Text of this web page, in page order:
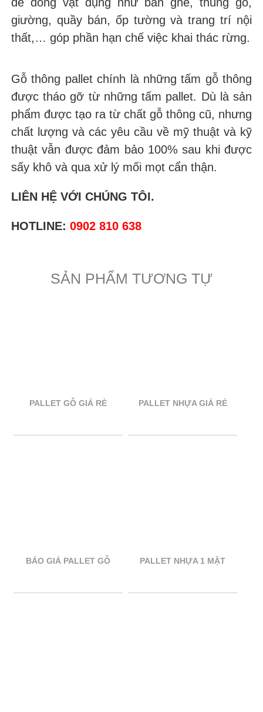
giường, quầy bán, ốp tường và trang trí nội
thất,… góp phần hạn chế việc khai thác rừng.
Gỗ thông pallet chính là những tấm gỗ thông
được tháo gỡ từ những tấm pallet. Dù là sản
phẩm được tạo ra từ chất gỗ thông cũ, nhưng
chất lượng và các yêu cầu về mỹ thuật và kỹ
thuật vẫn được đảm bảo 100% sau khi được
sấy khô và qua xử lý mối mọt cẩn thận.
LIÊN HỆ VỚI CHÚNG TÔI.
HOTLINE: 0902 810 638
SẢN PHẨM TƯƠNG TỰ
PALLET GỖ GIÁ RẺ PALLET NHỰA GIÁ RẺ
BÁO GIÁ PALLET GỖ PALLET NHỰA 1 MẶT